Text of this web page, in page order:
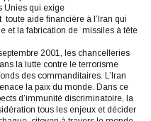
Unies qui exige
aide financière à l’Iran qui
et la fabrication de missiles à tête
2001, les chancelleries
la lutte contre le terrorisme
des commanditaires. L’Iran
la paix du monde. Dans ce
d’immunité discriminatoire, la
tous les enjeux et décider